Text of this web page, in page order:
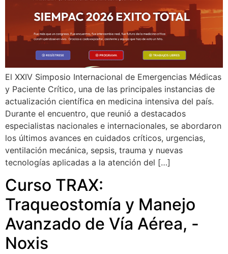
El XXIV Simposio Internacional de Emergencias Médicas
y Paciente Crítico, una de las principales instancias de
actualización científica en medicina intensiva del país.
Durante el encuentro, que reunió a destacados
especialistas nacionales e internacionales, se abordaron
los últimos avances en cuidados críticos, urgencias,
ventilación mecánica, sepsis, trauma y nuevas
tecnologías aplicadas a la atención del […]
Curso TRAX:
Traqueostomía y Manejo
Avanzado de Vía Aérea, -
Noxis